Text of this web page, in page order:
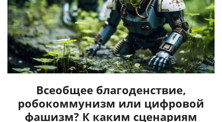
Всеобщее благоденствие,
робокоммунизм или цифровой
фашизм? К каким сценариям